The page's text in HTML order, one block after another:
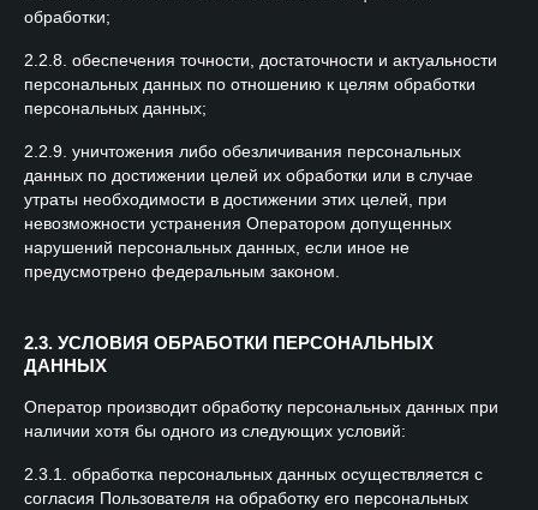
обработки;
2.2.8. обеспечения точности, достаточности и актуальности
персональных данных по отношению к целям обработки
персональных данных;
2.2.9. уничтожения либо обезличивания персональных
данных по достижении целей их обработки или в случае
утраты необходимости в достижении этих целей, при
невозможности устранения Оператором допущенных
нарушений персональных данных, если иное не
предусмотрено федеральным законом.
2.3. УСЛОВИЯ ОБРАБОТКИ ПЕРСОНАЛЬНЫХ
ДАННЫХ
Оператор производит обработку персональных данных при
наличии хотя бы одного из следующих условий:
2.3.1. обработка персональных данных осуществляется с
согласия Пользователя на обработку его персональных